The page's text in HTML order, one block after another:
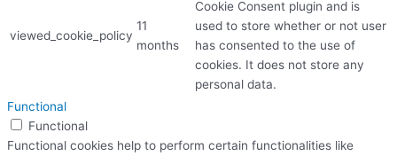
viewed_cookie_policy
11
months
Cookie Consent plugin and is
used to store whether or not user
has consented to the use of
cookies. It does not store any
personal data.
Functional
Functional
Functional cookies help to perform certain functionalities like